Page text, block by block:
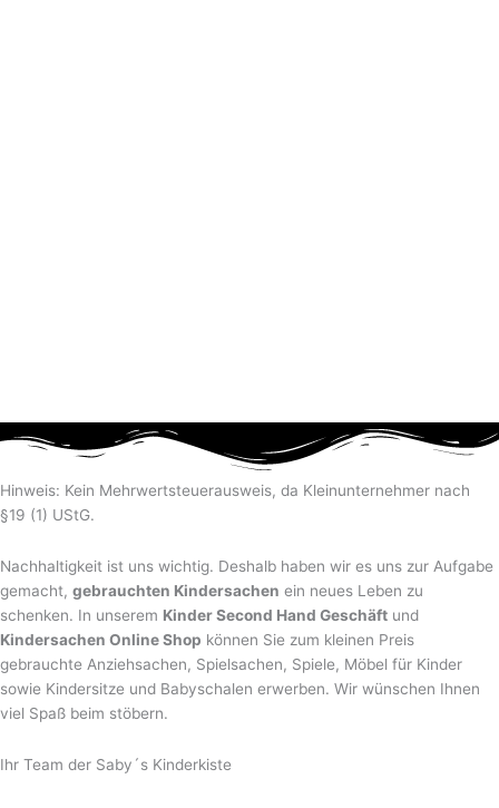
Hinweis: Kein Mehrwertsteuerausweis, da Kleinunternehmer nach
§19 (1) UStG.
Nachhaltigkeit ist uns wichtig. Deshalb haben wir es uns zur Aufgabe
gemacht, gebrauchten Kindersachen ein neues Leben zu
schenken. In unserem Kinder Second Hand Geschäft und
Kindersachen Online Shop können Sie zum kleinen Preis
gebrauchte Anziehsachen, Spiel­sachen, Spiele, Möbel für Kinder
sowie Kindersitze und Babyschalen erwerben. Wir wünschen Ihnen
viel Spaß beim stöbern.
Ihr Team der Saby´s Kinderkiste